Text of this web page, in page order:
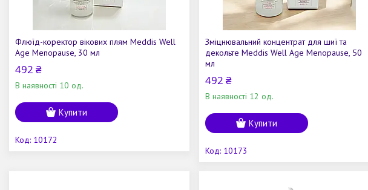
Флюїд-коректор вікових плям Meddis Well
Age Menopause, 30 мл
492 ₴
В наявності 10 од.
Купити
10172
Зміцнювальний концентрат для шиї та
декольте Meddis Well Age Menopause, 50
мл
492 ₴
В наявності 12 од.
Купити
10173